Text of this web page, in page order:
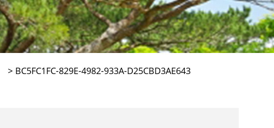
> BC5FC1FC-829E-4982-933A-D25CBD3AE643